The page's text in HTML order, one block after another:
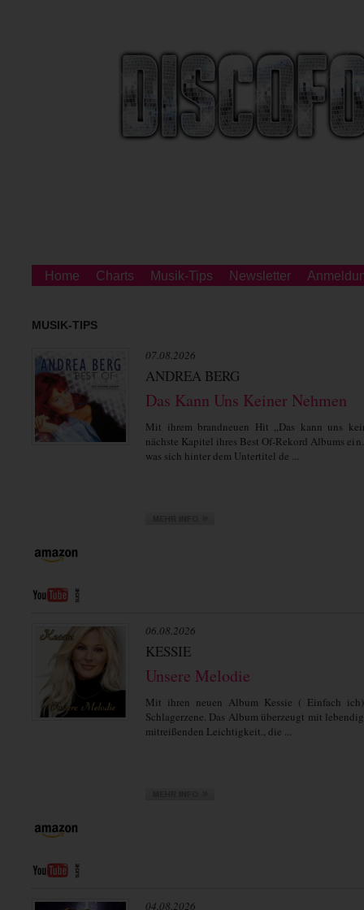
Home Charts Musik-Tips Newsletter
MUSIK-TIPS
07.08.2026
ANDREA BERG
Das Kann Uns Keiner Nehmen
Mit ihrem brandneuen Hit „Das kann uns
nächste Kapitel ihres Best Of-Rekord Albums
was sich hinter dem Untertitel de ...
06.08.2026
KESSIE
Unsere Melodie
Mit ihren neuen Album Kessie ( Einfach
Schlagerzene. Das Album überzeugt mit
mitreißenden Leichtigkeit., die ...
04.08.2026